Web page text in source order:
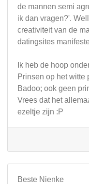
de mannen semi
ik dan vragen?'.
creativiteit van de
datingsites
Ik heb de hoop
Prinsen op het witte
Badoo; ook geen
Vrees dat het
ezeltje zijn :P
Beste Nienke